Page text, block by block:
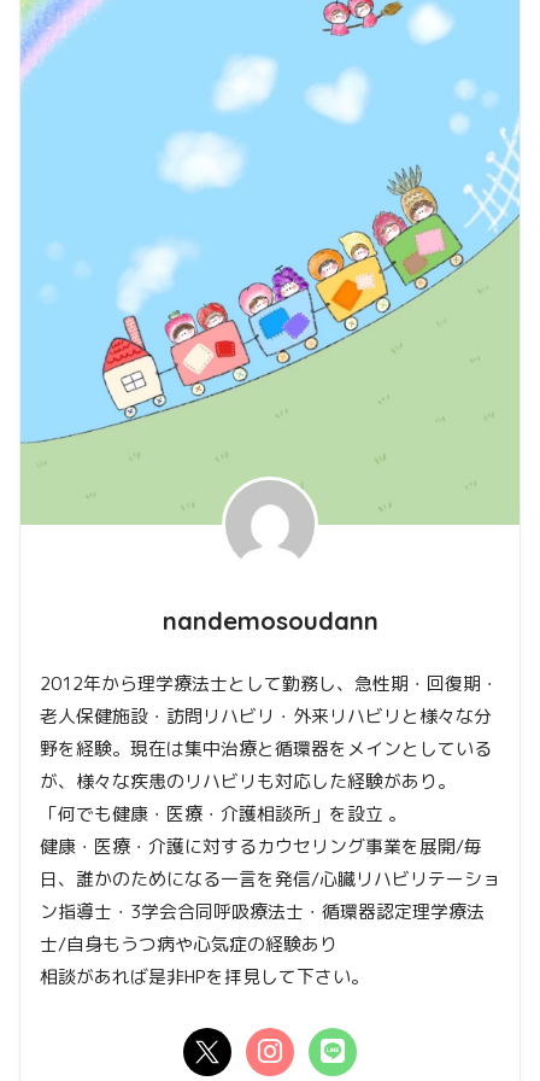
nandemosoudann
2012年から理学療法士として勤務し、急性期・回復期・
老人保健施設・訪問リハビリ・外来リハビリと様々な分
野を経験。現在は集中治療と循環器をメインとしている
が、様々な疾患のリハビリも対応した経験があり。
「何でも健康・医療・介護相談所」を設立 。
健康・医療・介護に対するカウセリング事業を展開/毎
日、誰かのためになる一言を発信/心臓リハビリテーショ
ン指導士・3学会合同呼吸療法士・循環器認定理学療法
士/自身もうつ病や心気症の経験あり
相談があれば是非HPを拝見して下さい。